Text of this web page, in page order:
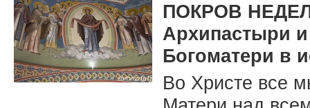
ПОКРОВ
Архипастыри
Богоматери в
Во Христе все